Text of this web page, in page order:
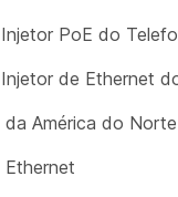
Injetor PoE do
Injetor de Ethernet
da América do
Ethernet